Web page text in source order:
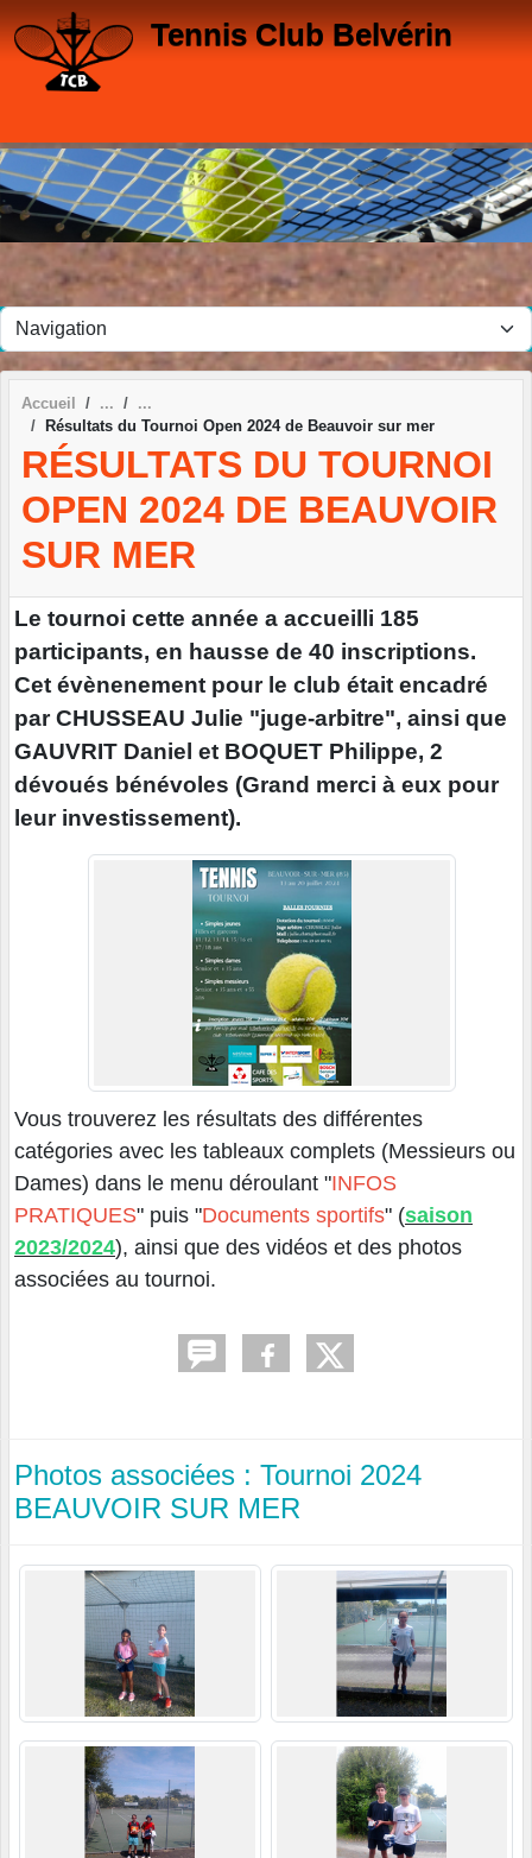
Tennis Club Belvérin
Accueil
Résultats du Tournoi Open 2024 de Beauvoir sur mer
RÉSULTATS DU TOURNOI
OPEN 2024 DE BEAUVOIR
SUR MER
Le tournoi cette année a accueilli 185
participants, en hausse de 40 inscriptions.
Cet évènenement pour le club était encadré
par CHUSSEAU Julie "juge-arbitre", ainsi que
GAUVRIT Daniel et BOQUET Philippe, 2
dévoués bénévoles (Grand merci à eux pour
leur investissement).
Vous trouverez les résultats des différentes
catégories avec les tableaux complets (Messieurs ou
Dames) dans le menu déroulant "INFOS
PRATIQUES" puis "Documents sportifs" (saison
2023/2024), ainsi que des vidéos et des photos
associées au tournoi.
Photos associées : Tournoi 2024
BEAUVOIR SUR MER
Panneau de gestion des cookies